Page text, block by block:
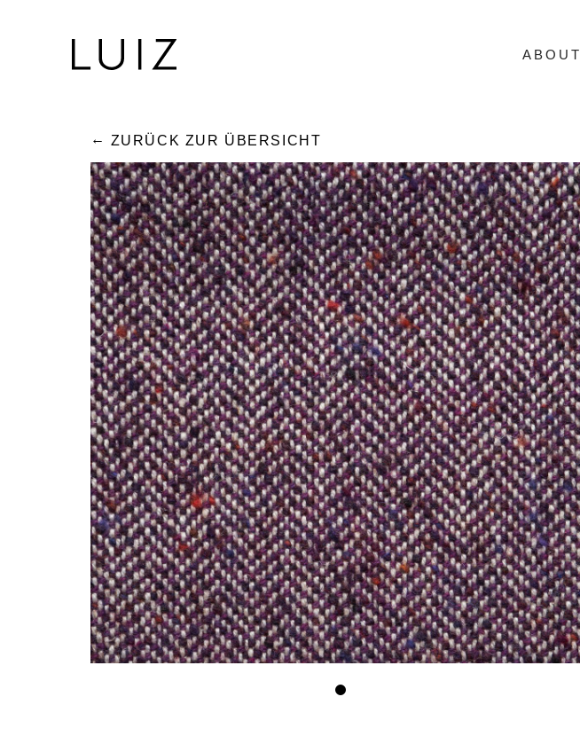
ABOUT
ZURÜCK ZUR ÜBERSICHT